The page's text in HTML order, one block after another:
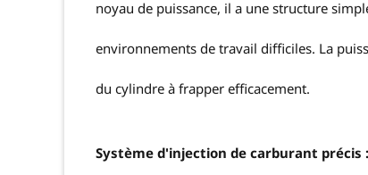
noyau de puissance, il a une structure
environnements de travail difficiles. La
du cylindre à frapper efficacement.
Système d'injection de carburant précis :